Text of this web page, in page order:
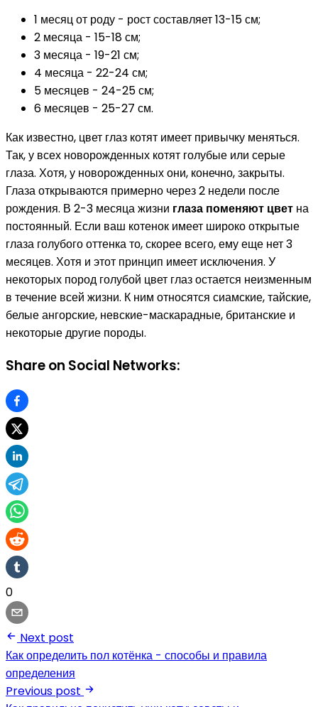
1 месяц от роду - рост составляет 13-15 см;
2 месяца - 15-18 см;
3 месяца - 19-21 см;
4 месяца - 22-24 см;
5 месяцев - 24-25 см;
6 месяцев - 25-27 см.
Как известно, цвет глаз котят имеет привычку меняться.
Так, у всех новорожденных котят голубые или серые
глаза. Хотя, у новорожденных они, конечно, закрыты.
Глаза открываются примерно через 2 недели после
рождения. В 2-3 месяца жизни глаза поменяют цвет на
постоянный. Если ваш котенок имеет широко открытые
глаза голубого оттенка то, скорее всего, ему еще нет 3
месяцев. Хотя и этот принцип имеет исключения. У
некоторых пород голубой цвет глаз остается неизменным
в течение всей жизни. К ним относятся сиамские, тайские,
белые ангорские, невские-маскарадные, британские и
некоторые другие породы.
Share on Social Networks:
0
Next post
Как определить пол котёнка - способы и правила
определения
Previous post